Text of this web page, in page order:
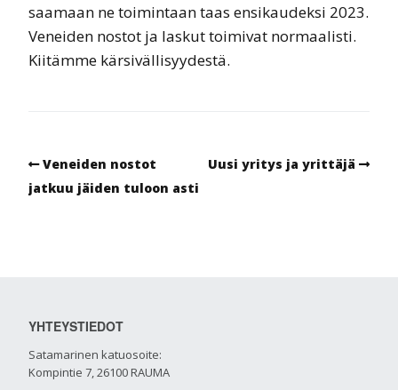
saamaan ne toimintaan taas ensikaudeksi 2023.
Veneiden nostot ja laskut toimivat normaalisti.
Kiitämme kärsivällisyydestä.
Veneiden nostot
jatkuu jäiden tuloon asti
Uusi yritys ja yrittäjä
YHTEYSTIEDOT
Satamarinen katuosoite:
Kompintie 7, 26100 RAUMA